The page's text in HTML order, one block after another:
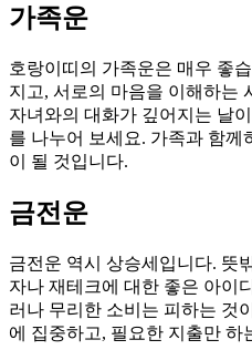
가족운
호랑이띠의 가족운은 매우 좋
지고, 서로의 마음을 이해하는
자녀와의 대화가 깊어지는 날
를 나누어 보세요. 가족과 함께
이 될 것입니다.
금전운
금전운 역시 상승세입니다. 뜻
자나 재테크에 대한 좋은 아이
러나 무리한 소비는 피하는 것
에 집중하고, 필요한 지출만 하